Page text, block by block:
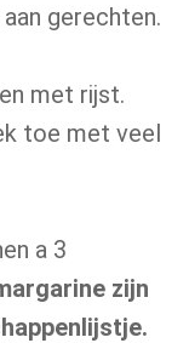
gerechten.
met rijst.
toe met veel
a 3
zijn